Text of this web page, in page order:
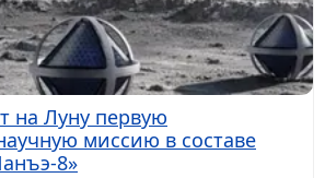
на Луну первую
миссию в составе
8»